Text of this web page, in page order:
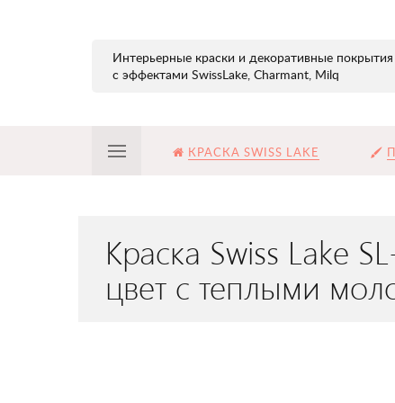
Интерьерные краски и декоративные покрытия
с эффектами SwissLake, Charmant, Milq
КРАСКА SWISS LAKE
Краска Swiss Lake
цвет с теплыми